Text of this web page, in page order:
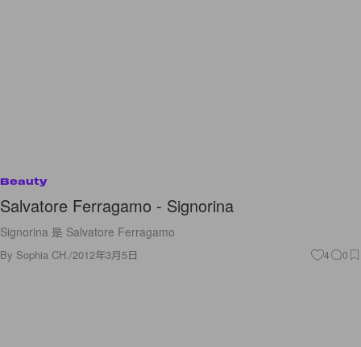
Beauty
Salvatore Ferragamo - Signorina
Signorina 是 Salvatore Ferragamo
By Sophia CH./2012年3月5日 4 0